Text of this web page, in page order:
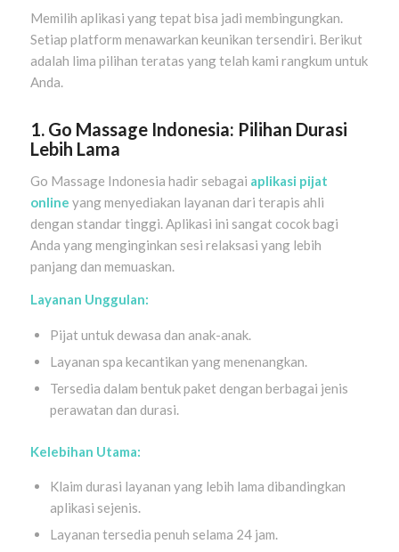
Memilih aplikasi yang tepat bisa jadi membingungkan.
Setiap platform menawarkan keunikan tersendiri. Berikut
adalah lima pilihan teratas yang telah kami rangkum untuk
Anda.
1. Go Massage Indonesia: Pilihan Durasi
Lebih Lama
Go Massage Indonesia hadir sebagai aplikasi pijat
online yang menyediakan layanan dari terapis ahli
dengan standar tinggi. Aplikasi ini sangat cocok bagi
Anda yang menginginkan sesi relaksasi yang lebih
panjang dan memuaskan.
Layanan Unggulan:
Pijat untuk dewasa dan anak-anak.
Layanan spa kecantikan yang menenangkan.
Tersedia dalam bentuk paket dengan berbagai jenis
perawatan dan durasi.
Kelebihan Utama:
Klaim durasi layanan yang lebih lama dibandingkan
aplikasi sejenis.
Layanan tersedia penuh selama 24 jam.